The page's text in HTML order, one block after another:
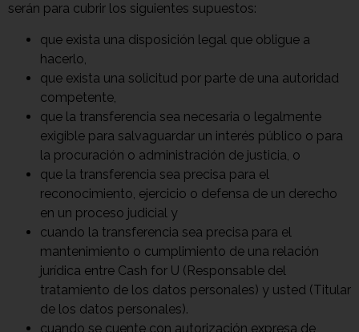
serán para cubrir los siguientes supuestos:
que exista una disposición legal que obligue a
hacerlo,
que exista una solicitud por parte de una autoridad
competente,
que la transferencia sea necesaria o legalmente
exigible para salvaguardar un interés público o para
la procuración o administración de justicia, o
que la transferencia sea precisa para el
reconocimiento, ejercicio o defensa de un derecho
en un proceso judicial y
cuando la transferencia sea precisa para el
mantenimiento o cumplimiento de una relación
jurídica entre Cash for U (Responsable del
tratamiento de los datos personales) y usted (Titular
de los datos personales).
cuando se cuente con autorización expresa de